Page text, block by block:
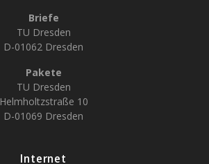
Briefe
TU Dresden
D-01062 Dresden
Pakete
TU Dresden
Helmholtzstraße 10
D-01069 Dresden
Internet